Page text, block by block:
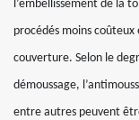
l’embellissement de la
procédés moins
couverture. Selon le
démoussage,
entre autres peuvent